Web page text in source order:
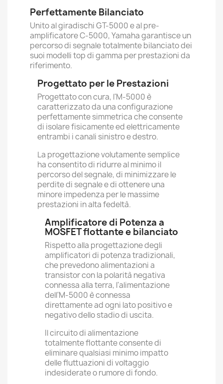
Perfettamente Bilanciato
Unito al giradischi GT-5000 e al pre-
amplificatore C-5000, Yamaha garantisce un
percorso di segnale totalmente bilanciato dei
suoi modelli top di gamma per prestazioni da
riferimento.
Progettato per le Prestazioni
Progettato con cura, l'M-5000 è
caratterizzato da una configurazione
perfettamente simmetrica che consente
di isolare fisicamente ed elettricamente
entrambi i canali sinistro e destro.
La progettazione volutamente semplice
ha consentito di ridurre al minimo il
percorso del segnale, di minimizzare le
perdite di segnale e di ottenere una
minore impedenza per le massime
prestazioni in alta fedeltà.
Amplificatore di Potenza a
MOSFET flottante e bilanciato
Rispetto alla progettazione degli
amplificatori di potenza tradizionali,
che prevedono alimentazioni a
transistor con la polarità negativa
connessa alla terra, l'alimentazione
dell'M-5000 è connessa
direttamente ad ogni lato positivo e
negativo dello stadio di uscita.
Il circuito di alimentazione
totalmente flottante consente di
eliminare qualsiasi minimo impatto
delle fluttuazioni di voltaggio
indesiderate o rumore di fondo.